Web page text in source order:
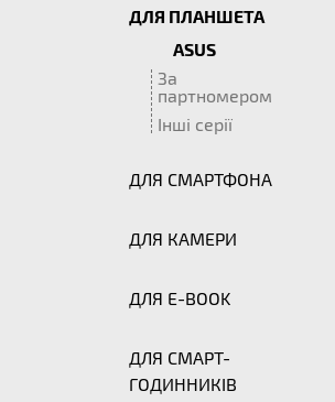
ДЛЯ ПЛАНШЕТА
ASUS
За
партномером
Інші серії
ДЛЯ СМАРТФОНА
ДЛЯ КАМЕРИ
ДЛЯ E-BOOK
ДЛЯ СМАРТ-
ГОДИННИКІВ